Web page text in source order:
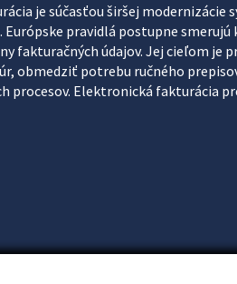
je súčasťou širšej modernizácie
Európske pravidlá postupne
fakturačných údajov. Jej cieľom je
obmedziť potrebu ručného
procesov. Elektronická fakturácia